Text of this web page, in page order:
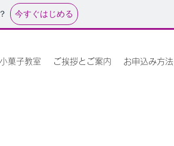
今すぐはじめる
菓子教室 ご挨拶とご案内 お申込み方法